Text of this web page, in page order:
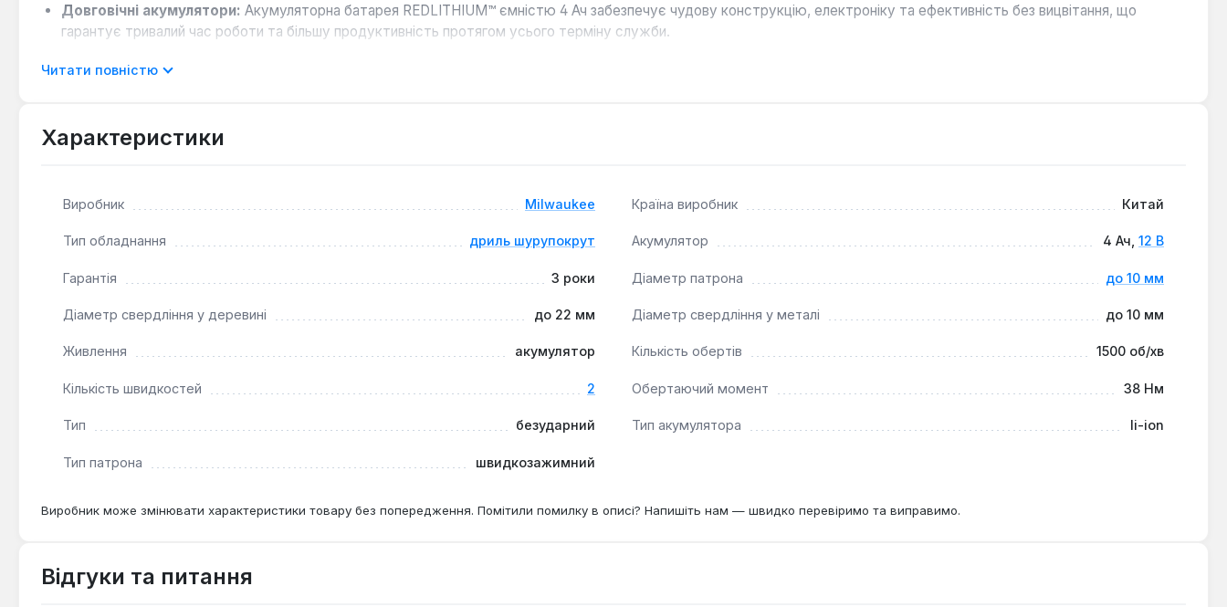
Довговічні акумулятори: Акумуляторна батарея REDLITHIUM™ ємністю 4 Ач забезпечує чудову конструкцію, електроніку та ефективність без вицвітання, що
гарантує тривалий час роботи та більшу продуктивність протягом усього терміну служби.
в умовах недостатнього освітлення.
Дриль-шурупокрут Milwaukee M12 BDD-402C поставляється в комплекті з двома акумуляторами M12 B4, зарядним пристроєм C12 C та пластиковим кейсом, що робить
Читати повністю
Характеристики
Виробник Milwaukee Країна виробник Китай
Тип обладнання дриль шурупокрут Акумулятор 4 Ач, 12 В
Гарантія 3 роки Діаметр патрона до 10 мм
Діаметр свердління у деревині до 22 мм Діаметр свердління у металі до 10 мм
Живлення акумулятор Кількість обертів 1500 об/хв
Кількість швидкостей 2 Обертаючий момент 38 Нм
Тип безударний Тип акумулятора li-ion
Тип патрона швидкозажимний
Виробник може змінювати характеристики товару без попередження. Помітили помилку в описі? Напишіть нам — швидко перевіримо та виправимо.
Відгуки та питання